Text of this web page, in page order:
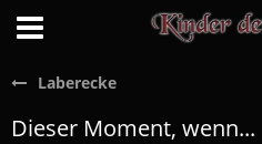
Laberecke
Dieser Moment, wenn...